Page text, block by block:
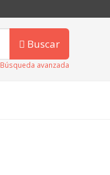
Buscar
Búsqueda avanzada